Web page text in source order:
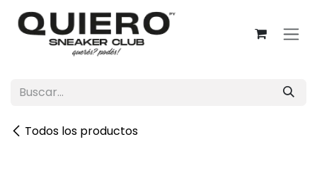
Ir al contenido
Todos los productos